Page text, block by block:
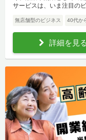
サービスは、いま注目の
無店舗型のビジネス 40代か
詳細を見る